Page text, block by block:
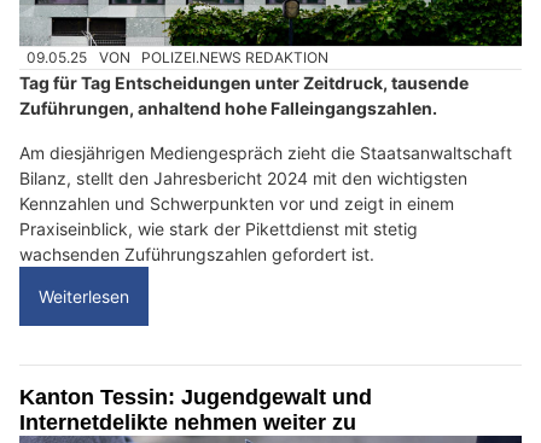
09.05.25 VON POLIZEI.NEWS REDAKTION
Tag für Tag Entscheidungen unter Zeitdruck, tausende
Zuführungen, anhaltend hohe Falleingangszahlen.
Am diesjährigen Mediengespräch zieht die Staatsanwaltschaft
Bilanz, stellt den Jahresbericht 2024 mit den wichtigsten
Kennzahlen und Schwerpunkten vor und zeigt in einem
Praxiseinblick, wie stark der Pikettdienst mit stetig
wachsenden Zuführungszahlen gefordert ist.
Weiterlesen
Kanton Tessin: Jugendgewalt und
Internetdelikte nehmen weiter zu